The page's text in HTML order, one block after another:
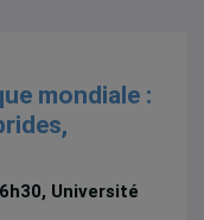
mondiale :
Université